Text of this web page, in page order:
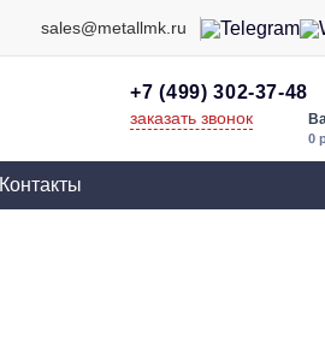
sales@metallmk.ru
+7 (499) 302-37-48
заказать звонок
0
Контакты